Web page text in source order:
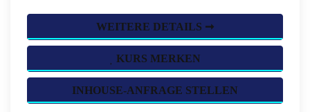
WEITERE DETAILS ➞
KURS MERKEN
INHOUSE-ANFRAGE STELLEN